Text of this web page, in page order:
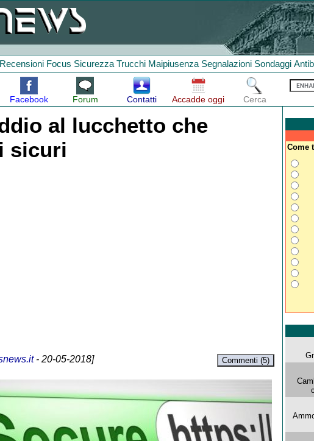
Recensioni Focus Sicurezza Trucchi Maipiusenza Segnalazioni Sondaggi
Facebook Forum Contatti Accadde oggi Cerca
al lucchetto che
sicuri
- 20-05-2018] Commenti (5)
Come